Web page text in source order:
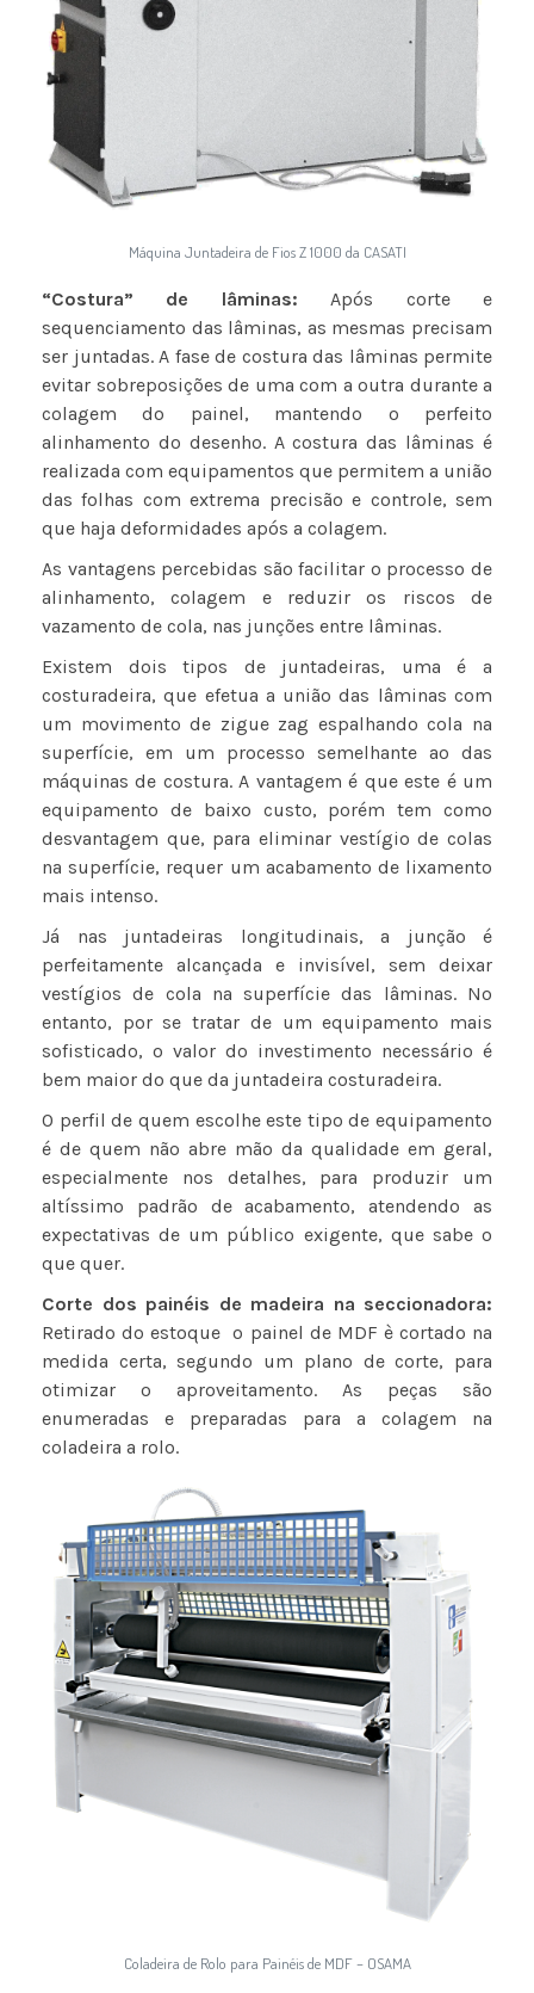
Máquina Juntadeira de Fios Z 1000 da CASATI
“Costura” de lâminas: Após corte e
sequenciamento das lâminas, as mesmas precisam
ser juntadas. A fase de costura das lâminas permite
evitar sobreposições de uma com a outra durante a
colagem do painel, mantendo o perfeito
alinhamento do desenho. A costura das lâminas é
realizada com equipamentos que permitem a união
das folhas com extrema precisão e controle, sem
que haja deformidades após a colagem.
As vantagens percebidas são facilitar o processo de
alinhamento, colagem e reduzir os riscos de
vazamento de cola, nas junções entre lâminas.
Existem dois tipos de juntadeiras, uma é a
costuradeira, que efetua a união das lâminas com
um movimento de zigue zag espalhando cola na
superfície, em um processo semelhante ao das
máquinas de costura. A vantagem é que este é um
equipamento de baixo custo, porém tem como
desvantagem que, para eliminar vestígio de colas
na superfície, requer um acabamento de lixamento
mais intenso.
Já nas juntadeiras longitudinais, a junção é
perfeitamente alcançada e invisível, sem deixar
vestígios de cola na superfície das lâminas. No
entanto, por se tratar de um equipamento mais
sofisticado, o valor do investimento necessário é
bem maior do que da juntadeira costuradeira.
O perfil de quem escolhe este tipo de equipamento
é de quem não abre mão da qualidade em geral,
especialmente nos detalhes, para produzir um
altíssimo padrão de acabamento, atendendo as
expectativas de um público exigente, que sabe o
que quer.
Corte dos painéis de madeira na seccionadora:
Retirado do estoque o painel de MDF è cortado na
medida certa, segundo um plano de corte, para
otimizar o aproveitamento. As peças são
enumeradas e preparadas para a colagem na
coladeira a rolo.
Coladeira de Rolo para Painéis de MDF – OSAMA